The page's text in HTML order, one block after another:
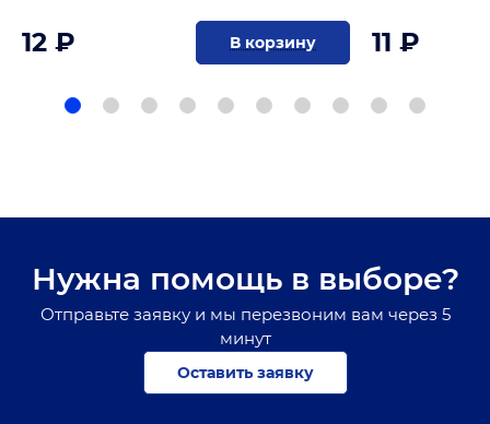
12 ₽ В корзину 11 ₽
Нужна помощь в выборе?
Отправьте заявку и мы перезвоним вам через 5
минут
Оставить заявку